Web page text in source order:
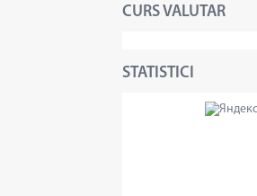
CURS VALUTAR
STATISTICI